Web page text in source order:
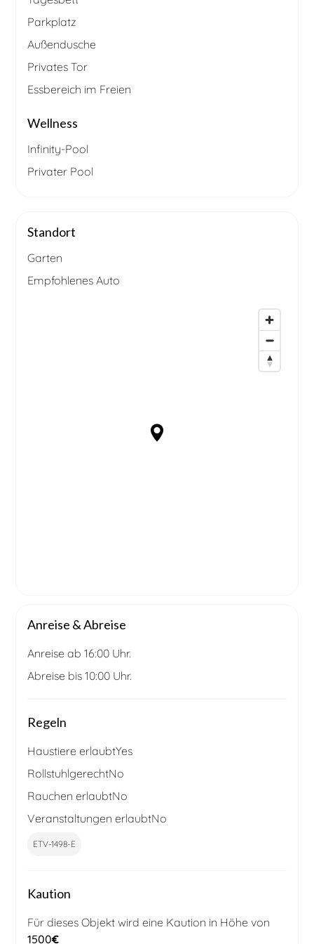
Parkplatz
Außendusche
Privates Tor
Essbereich im Freien
Wellness
Infinity-Pool
Privater Pool
Standort
Garten
Empfohlenes Auto
Anreise & Abreise
Anreise ab 16:00 Uhr.
Abreise bis 10:00 Uhr.
Regeln
Haustiere erlaubtYes
RollstuhlgerechtNo
Rauchen erlaubtNo
Veranstaltungen erlaubtNo
ETV-1498-E
Kaution
Für dieses Objekt wird eine Kaution in Höhe von
1500€